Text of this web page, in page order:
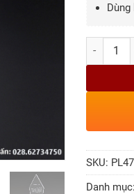
Số lượng
SKU: PL47
Danh mục: